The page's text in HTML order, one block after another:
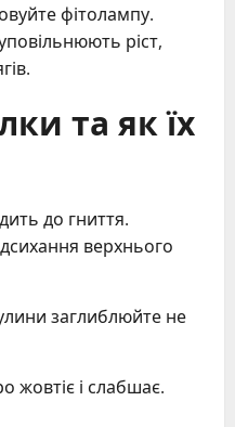
фітолампу.
ріст,
та як їх
до гниття.
верхнього
заглиблюйте не
жовтіє і слабшає.